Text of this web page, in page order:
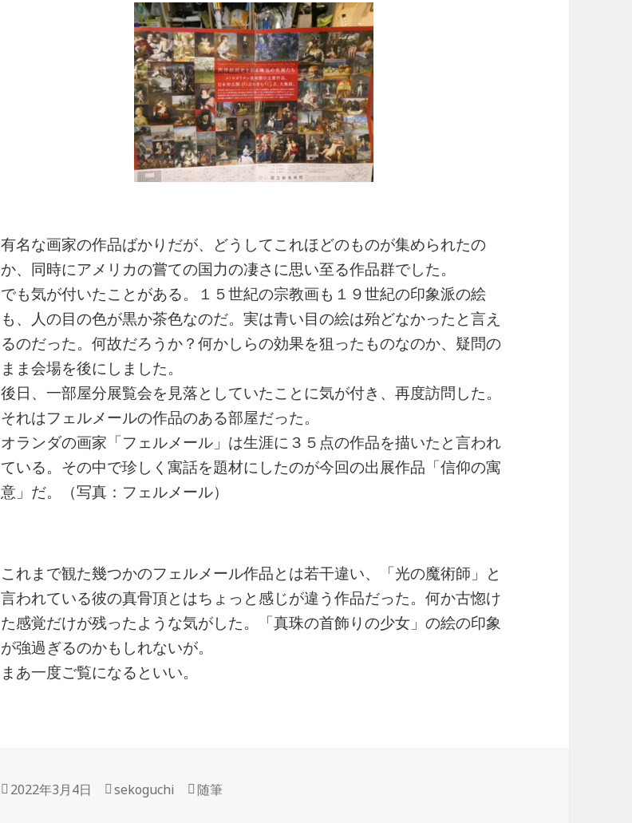
有名な画家の作品ばかりだが、どうしてこれほどのものが集められたの
か、同時にアメリカの嘗ての国力の凄さに思い至る作品群でした。
でも気が付いたことがある。１５世紀の宗教画も１９世紀の印象派の絵
も、人の目の色が黒か茶色なのだ。実は青い目の絵は殆どなかったと言え
るのだった。何故だろうか？何かしらの効果を狙ったものなのか、疑問の
まま会場を後にしました。
後日、一部屋分展覧会を見落としていたことに気が付き、再度訪問した。
それはフェルメールの作品のある部屋だった。
オランダの画家「フェルメール」は生涯に３５点の作品を描いたと言われ
ている。その中で珍しく寓話を題材にしたのが今回の出展作品「信仰の寓
意」だ。（写真：フェルメール）
これまで観た幾つかのフェルメール作品とは若干違い、「光の魔術師」と
言われている彼の真骨頂とはちょっと感じが違う作品だった。何か古惚け
た感覚だけが残ったような気がした。「真珠の首飾りの少女」の絵の印象
が強過ぎるのかもしれないが。
まあ一度ご覧になるといい。
投
2022年3月4日
作
sekoguchi
カ
随筆